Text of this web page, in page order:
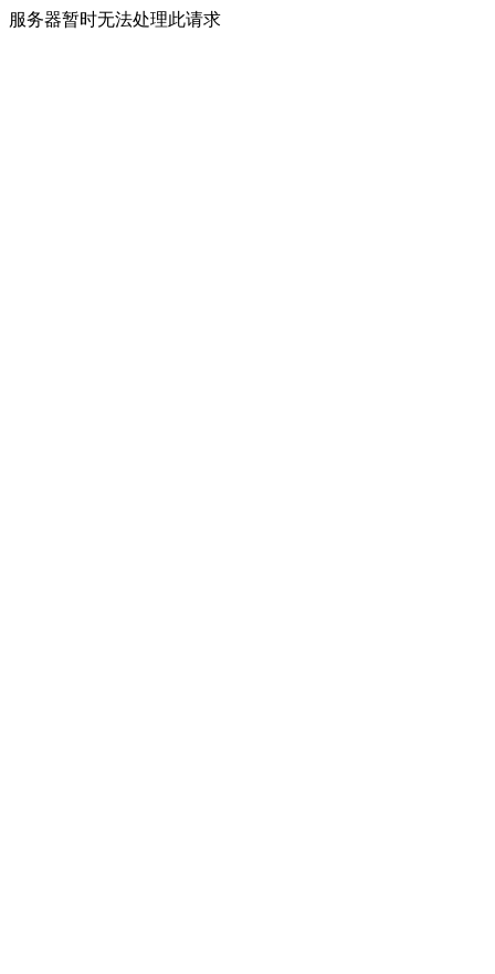
服务器暂时无法处理此请求